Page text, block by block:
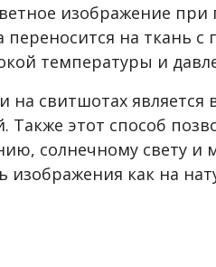
изображение
переносится на ткань
температуры и
свитшотах является
этот способ
солнечному свету и
как на